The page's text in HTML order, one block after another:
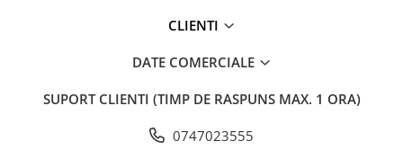
Greutate maxima: pana la 15 kg;
Dimensiuni: 100x100 cm;
Culoare: Grey Stone.
CLIENTI
DATE COMERCIALE
SUPORT CLIENTI (TIMP DE RASPUNS MAX. 1 ORA)
0747023555